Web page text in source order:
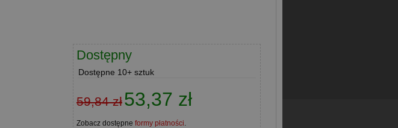
Dostępny
Dostępne 10+ sztuk
59,84 zł53,37 zł
Zobacz dostępne formy płatności.